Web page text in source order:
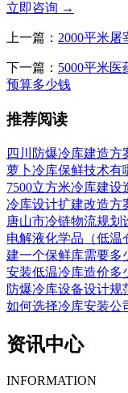
立即咨询 →
上一篇： 2000平米
下一篇： 5000平米
预算多少钱
推荐阅读
四川防爆冷库建造方
萝卜冷库保鲜技术有
7500立方米冷库建设
冷库设计扩建改造方
唐山市冷链物流规划
电解液化学品（低温
建一个保鲜库需要多
安装低温冷库造价多
防爆冷库设备设计规
如何选择冷库安装公
资讯中心
INFORMATION